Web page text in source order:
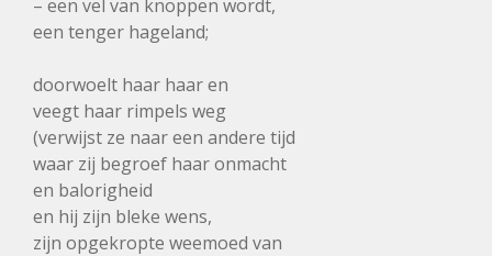
– een vel van knoppen wordt,
een tenger hageland;
doorwoelt haar haar en
veegt haar rimpels weg
(verwijst ze naar een andere tijd
waar zij begroef haar onmacht
en balorigheid
en hij zijn bleke wens,
zijn opgekropte weemoed van